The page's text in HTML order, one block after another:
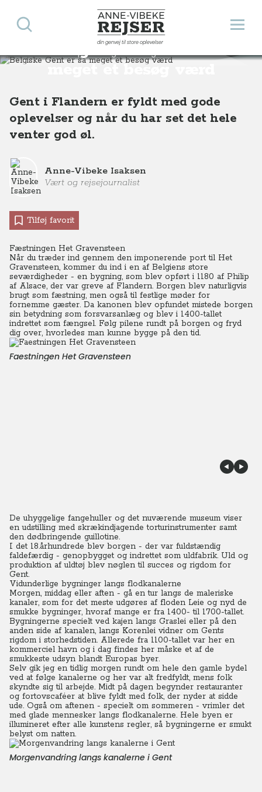
Anne-Vibeke Rejser
din genvej til store oplevelser
Åbn
Søg
Belgiske Gent er så
meget et besøg værd
Destinationer Europa Belgien Belgiske Gent er så meget et besøg værd
Gent i Flandern er fyldt med gode
oplevelser og når du har set det hele
venter god øl.
Anne-Vibeke Isaksen
Vært og rejsejournalist
Tilføj favorit
Fæstningen Het Gravensteen
Når du træder ind gennem den imponerende port til Het
Gravensteen, kommer du ind i en af Belgiens store
seværdigheder - en bygning, som blev opført i 1180 af Philip
af Alsace, der var greve af Flandern. Borgen blev naturligvis
brugt som fæstning, men også til festlige møder for
fornemme gæster. Da kanonen blev opfundet mistede borgen
sin betydning som forsvarsanlæg og blev i 1400-tallet
indrettet som fængsel. Følg pilene rundt på borgen og fryd
dig over, hvorledes man kunne bygge på den tid.
Faestningen Het Gravensteen
De uhyggelige fangehuller og det nuværende museum viser
en udstilling med skrækindjagende torturinstrumenter samt
den dødbringende guillotine.
I det 18.århundrede blev borgen - der var fuldstændig
faldefærdig - genopbygget og indrettet som uldfabrik. Uld og
produktion af uldtøj blev nøglen til succes og rigdom for
Gent.
Vidunderlige bygninger langs flodkanalerne
Morgen, middag eller aften - gå en tur langs de maleriske
kanaler, som for det meste udgøres af floden Leie og nyd de
smukke bygninger, hvoraf mange er fra 1400- til 1700-tallet.
Bygningerne specielt ved kajen langs Graslei eller på den
anden side af kanalen, langs Korenlei vidner om Gents
rigdom i storhedstiden. Allerede fra 1100-tallet var her en
kommerciel havn og i dag findes her måske et af de
smukkeste udsyn blandt Europas byer.
Selv gik jeg en tidlig morgen rundt om hele den gamle bydel
ved at følge kanalerne og her var alt fredfyldt, mens folk
skyndte sig til arbejde. Midt på dagen begynder restauranter
og fortovscaféer at blive fyldt med folk, der nyder at sidde
ude. Også om aftenen - specielt om sommeren - vrimler det
med glade mennesker langs flodkanalerne. Hele byen er
illumineret efter alle kunstens regler, så bygningerne er smukt
belyst om natten.
Morgenvandring langs kanalerne i Gent